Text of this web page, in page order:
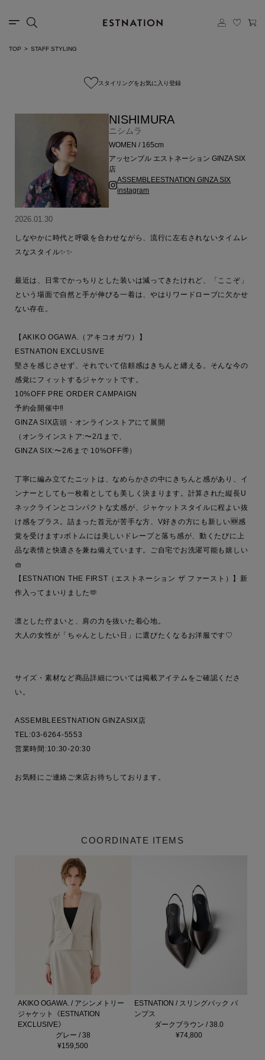
TOP STAFF STYLING
スタイリングをお気に入り登録
NISHIMURA
ニシムラ
WOMEN / 165cm
アッセンブル エストネーション GINZA SIX
店
ASSEMBLEESTNATION GINZA SIX
instagram
2026.01.30
しなやかに時代と呼吸を合わせながら、流行に左右されないタイムレ
スなスタイル✨✨
最近は、日常でかっちりとした装いは減ってきたけれど、「ここぞ」
という場面で自然と手が伸びる一着は、やはりワードローブに欠かせ
ない存在。
【AKIKO OGAWA.（アキコオガワ）】
ESTNATION EXCLUSIVE
堅さを感じさせず、それでいて信頼感はきちんと纏える。そんな今の
感覚にフィットするジャケットです。
10%OFF PRE ORDER CAMPAIGN
予約会開催中‼︎
GINZA SIX店頭・オンラインストアにて展開
（オンラインストア:〜2/1まで、
GINZA SIX:〜2/6まで 10%OFF🉐）
丁寧に編み立てたニットは、なめらかさの中にきちんと感があり、イ
ンナーとしても一枚着としても美しく決まります。計算された縦長U
ネックラインとコンパクトな丈感が、ジャケットスタイルに程よい抜
け感をプラス。詰まった首元が苦手な方、V好きの方にも新しい🆕感
覚を受けます♪ボトムには美しいドレープと落ち感が、動くたびに上
品な表情と快適さを兼ね備えています。ご自宅でお洗濯可能も嬉しい
🧺
【ESTNATION THE FIRST（エストネーション ザ ファースト）】新
作入ってまいりました🫶
凛とした佇まいと、肩の力を抜いた着心地。
大人の女性が「ちゃんとしたい日」に選びたくなるお洋服です♡
サイズ・素材など商品詳細については掲載アイテムをご確認くださ
い。
ASSEMBLEESTNATION GINZASIX店
TEL:03-6264-5553
営業時間:10:30-20:30
お気軽にご連絡ご来店お待ちしております。
COORDINATE ITEMS
AKIKO OGAWA. / アシンメトリー
ジャケット《ESTNATION
EXCLUSIVE》
グレー / 38
¥159,500
ESTNATION / スリングバック パ
ンプス
ダークブラウン / 38.0
¥74,800